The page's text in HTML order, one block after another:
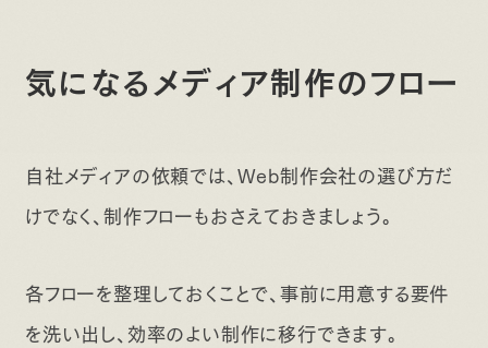
気になるメディア制作のフロー
自社メディアの依頼では、Web制作会社の選び方だ
けでなく、制作フローもおさえておきましょう。
各フローを整理しておくことで、事前に用意する要件
を洗い出し、効率のよい制作に移行できます。